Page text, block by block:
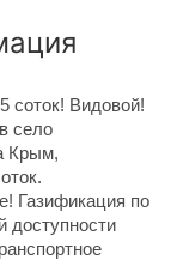
Видовой!
село
Крым,
Газификация по
доступности